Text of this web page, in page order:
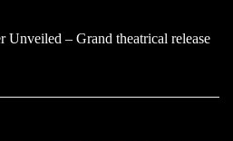
Unveiled – Grand theatrical release